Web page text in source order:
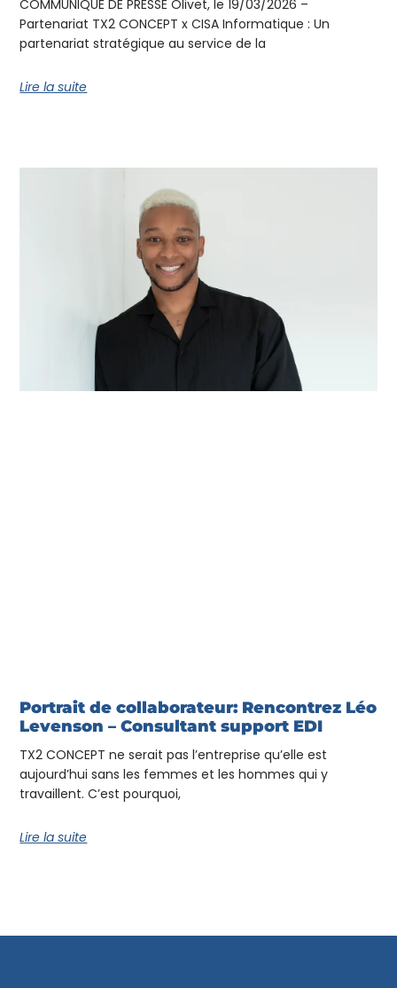
COMMUNIQUÉ DE PRESSE Olivet, le 19/03/2026 –
Partenariat TX2 CONCEPT x CISA Informatique : Un
partenariat stratégique au service de la
Lire la suite
Portrait de collaborateur: Rencontrez Léo
Levenson – Consultant support EDI
TX2 CONCEPT ne serait pas l’entreprise qu’elle est
aujourd’hui sans les femmes et les hommes qui y
travaillent. C’est pourquoi,
Lire la suite